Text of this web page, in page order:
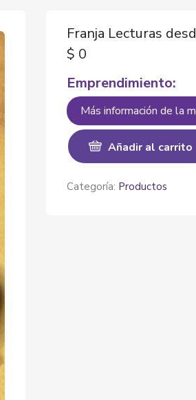
Franja Lecturas
$ 0
Emprendimiento:
Más información de la
Añadir al carrito
Categoría: Productos